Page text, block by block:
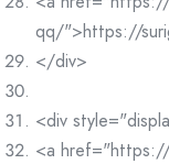
qq/">https://
</div>
<div
<a